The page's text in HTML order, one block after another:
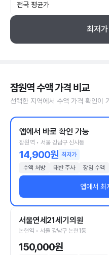
전국 평균가
최저
잠원역 수액 가격 비교
선택한 지역에서 수액 가격 확인이
앱에서 바로 확인 가능
잠원역 • 서울 강남구 신사동
14,900원 최저가
수액 처방
태반 주사 장염 수액
앱에서 최
서울연세21세기의원
논현역 • 서울 강남구 논현1동
150,000원